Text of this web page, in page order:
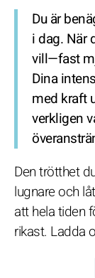
Du är
i dag. När
vill—fast
Dina
med kraft
verkligen
Den trötthet
lugnare och
att hela tiden
rikast. Ladda